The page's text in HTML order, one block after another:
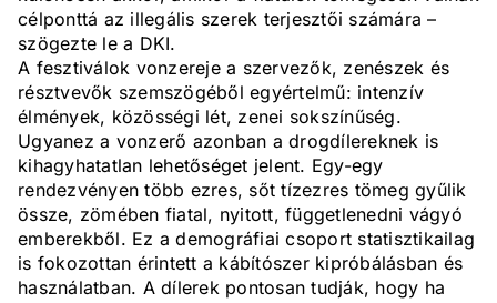
célponttá az illegális szerek terjesztői számára –
szögezte le a DKI.
A fesztiválok vonzereje a szervezők, zenészek és
résztvevők szemszögéből egyértelmű: intenzív
élmények, közösségi lét, zenei sokszínűség.
Ugyanez a vonzerő azonban a drogdílereknek is
kihagyhatatlan lehetőséget jelent. Egy-egy
rendezvényen több ezres, sőt tízezres tömeg gyűlik
össze, zömében fiatal, nyitott, függetlenedni vágyó
emberekből. Ez a demográfiai csoport statisztikailag
is fokozottan érintett a kábítószer kipróbálásban és
használatban. A dílerek pontosan tudják, hogy ha